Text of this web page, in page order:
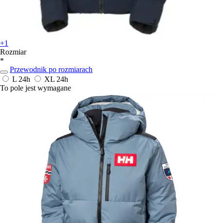
+1
Rozmiar
*
Przewodnik po rozmiarach
L 24h XL 24h
To pole jest wymagane